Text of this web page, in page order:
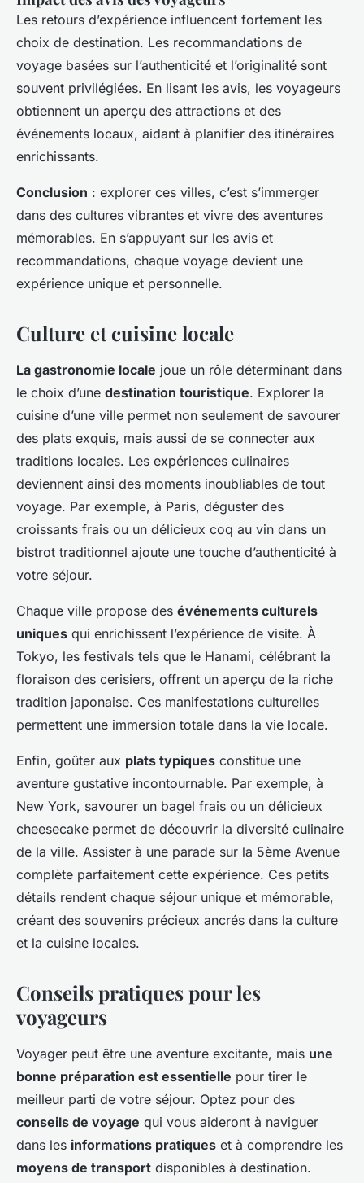
Les retours d’expérience influencent fortement les
choix de destination. Les recommandations de
voyage basées sur l’authenticité et l’originalité sont
souvent privilégiées. En lisant les avis, les voyageurs
obtiennent un aperçu des attractions et des
événements locaux, aidant à planifier des itinéraires
enrichissants.
Conclusion : explorer ces villes, c’est s’immerger
dans des cultures vibrantes et vivre des aventures
mémorables. En s’appuyant sur les avis et
recommandations, chaque voyage devient une
expérience unique et personnelle.
Culture et cuisine locale
La gastronomie locale joue un rôle déterminant dans
le choix d’une destination touristique. Explorer la
cuisine d’une ville permet non seulement de savourer
des plats exquis, mais aussi de se connecter aux
traditions locales. Les expériences culinaires
deviennent ainsi des moments inoubliables de tout
voyage. Par exemple, à Paris, déguster des
croissants frais ou un délicieux coq au vin dans un
bistrot traditionnel ajoute une touche d’authenticité à
votre séjour.
Chaque ville propose des événements culturels
uniques qui enrichissent l’expérience de visite. À
Tokyo, les festivals tels que le Hanami, célébrant la
floraison des cerisiers, offrent un aperçu de la riche
tradition japonaise. Ces manifestations culturelles
permettent une immersion totale dans la vie locale.
Enfin, goûter aux plats typiques constitue une
aventure gustative incontournable. Par exemple, à
New York, savourer un bagel frais ou un délicieux
cheesecake permet de découvrir la diversité culinaire
de la ville. Assister à une parade sur la 5ème Avenue
complète parfaitement cette expérience. Ces petits
détails rendent chaque séjour unique et mémorable,
créant des souvenirs précieux ancrés dans la culture
et la cuisine locales.
Conseils pratiques pour les
voyageurs
Voyager peut être une aventure excitante, mais une
bonne préparation est essentielle pour tirer le
meilleur parti de votre séjour. Optez pour des
conseils de voyage qui vous aideront à naviguer
dans les informations pratiques et à comprendre les
moyens de transport disponibles à destination.